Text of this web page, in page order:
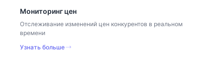
Мониторинг цен
Отслеживание изменений цен конкурентов в реальном
времени
Узнать больше